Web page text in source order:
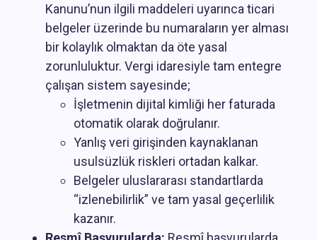
Kanunu’nun ilgili maddeleri uyarınca ticari
belgeler üzerinde bu numaraların yer alması
bir kolaylık olmaktan da öte yasal
zorunluluktur. Vergi idaresiyle tam entegre
çalışan sistem sayesinde;
İşletmenin dijital kimliği her faturada
otomatik olarak doğrulanır.
Yanlış veri girişinden kaynaklanan
usulsüzlük riskleri ortadan kalkar.
Belgeler uluslararası standartlarda
“izlenebilirlik” ve tam yasal geçerlilik
kazanır.